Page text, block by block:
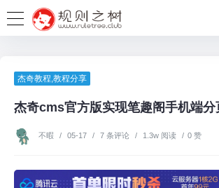
杰奇教程,教程分享
杰奇cms官方版实现笔趣阁手机端分
不暇 / 05-17 / 7 条评论 / 1.3w 阅读 / 0 赞